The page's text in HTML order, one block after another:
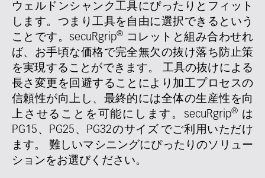
ウェルドンシャンク工具にぴったりとフィット
します。つまり工具を自由に選択できるという
ことです。secuRgrip®
コレットと組み合わせれ
ば、お手頃な価格で完全無欠の抜け落ち防止策
を実現することができます。 工具の抜けによる
長さ変更を回避することにより加工プロセスの
信頼性が向上し、最終的には全体の生産性を向
上させることを可能にします。secuRgrip® は
PG15、PG25、PG32のサイズ でご利用いただけ
ます。 難しいマシニングにぴったりのソリュー
ションをお選びください。